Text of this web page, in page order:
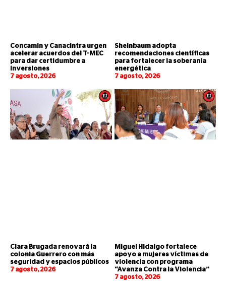
Concamin y Canacintra urgen
acelerar acuerdos del T-MEC
para dar certidumbre a
inversiones
7 agosto, 2026
Sheinbaum adopta
recomendaciones científicas
para fortalecer la soberanía
energética
7 agosto, 2026
Clara Brugada renovará la
colonia Guerrero con más
seguridad y espacios públicos
7 agosto, 2026
Miguel Hidalgo fortalece
apoyo a mujeres víctimas de
violencia con programa
“Avanza Contra la Violencia”
7 agosto, 2026